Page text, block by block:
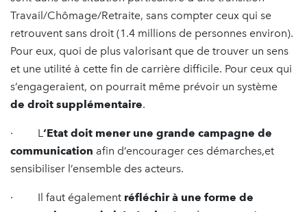
Travail/Chômage/Retraite, sans compter ceux qui se
retrouvent sans droit (1.4 millions de personnes environ).
Pour eux, quoi de plus valorisant que de trouver un sens
et une utilité à cette fin de carrière difficile. Pour ceux qui
s’engageraient, on pourrait même prévoir un système
de droit supplémentaire.
· L‘Etat doit mener une grande campagne de
communication afin d’encourager ces démarches,et
sensibiliser l’ensemble des acteurs.
· Il faut également réfléchir à une forme de